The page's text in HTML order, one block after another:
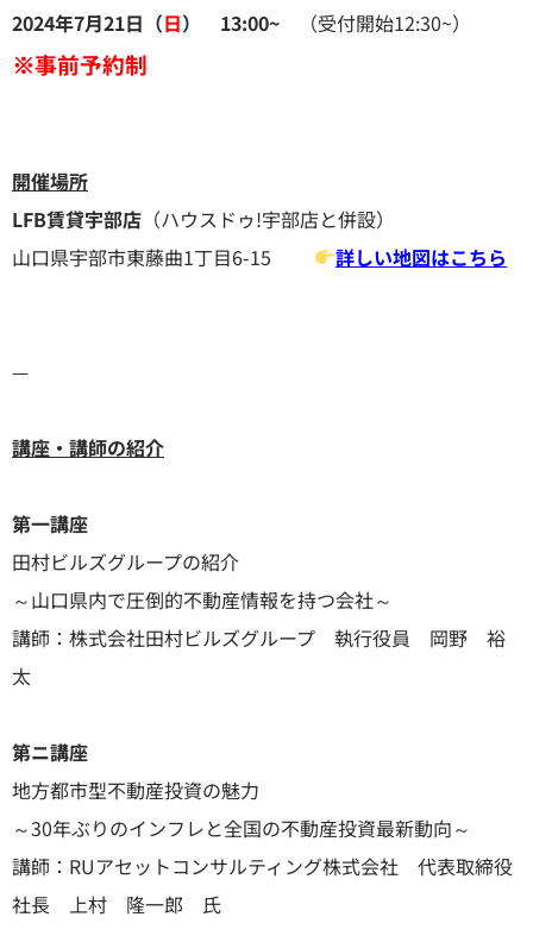
2024年7月21日（日） 13:00~ （受付開始12:30~）
※事前予約制
開催場所
LFB賃貸宇部店 （ハウスドゥ!宇部店と併設）
山口県宇部市東藤曲1丁目6-15
詳しい地図はこちら
—
講座・講師の紹介
第一講座
田村ビルズグループの紹介
～山口県内で圧倒的不動産情報を持つ会社～
講師：株式会社田村ビルズグループ 執行役員 岡野 裕
太
第ニ講座
地方都市型不動産投資の魅力
～30年ぶりのインフレと全国の不動産投資最新動向～
講師：RUアセットコンサルティング株式会社 代表取締役
社長 上村 隆一郎 氏